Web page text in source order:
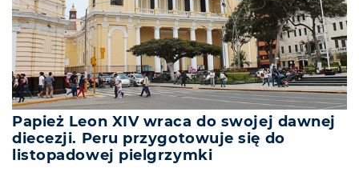
Papież Leon XIV wraca do swojej dawnej
diecezji. Peru przygotowuje się do
listopadowej pielgrzymki